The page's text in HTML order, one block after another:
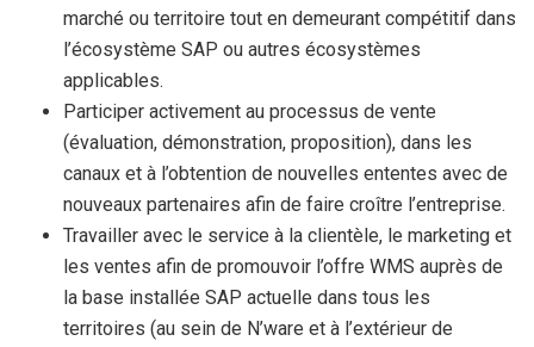
marché ou territoire tout en demeurant compétitif dans
l’écosystème SAP ou autres écosystèmes
applicables.
Participer activement au processus de vente
(évaluation, démonstration, proposition), dans les
canaux et à l’obtention de nouvelles ententes avec de
nouveaux partenaires afin de faire croître l’entreprise.
Travailler avec le service à la clientèle, le marketing et
les ventes afin de promouvoir l’offre WMS auprès de
la base installée SAP actuelle dans tous les
territoires (au sein de N’ware et à l’extérieur de